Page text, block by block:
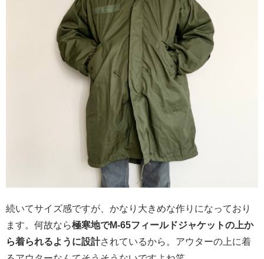
続いてサイズ感ですが、かなり大きめな作りになっており
ます。何故なら極寒地でM-65フィールドジャケットの上か
ら着られるように設計されているから。アウターの上に着